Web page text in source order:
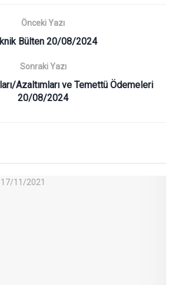
Önceki Yazı
Bülten 20/08/2024
Sonraki Yazı
Azaltımları ve Temettü Ödemeleri
20/08/2024